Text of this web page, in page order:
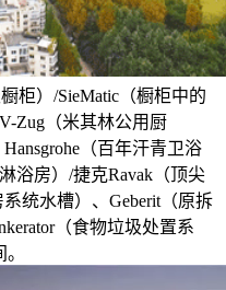
柜）/SieMatic（橱柜中的
Zug（米其林公用厨
（百年汗青卫浴
浴房）/捷克Ravak（顶尖
统水槽）、Geberit（原拆
（食物垃圾处置系